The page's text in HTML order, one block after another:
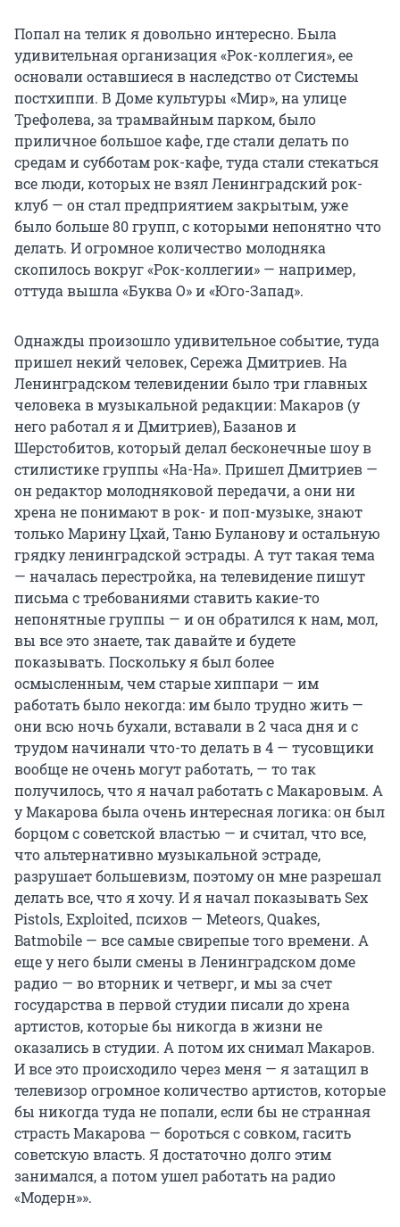
Попал на телик я довольно интересно. Была
удивительная организация «Рок-коллегия», ее
основали оставшиеся в наследство от Системы
постхиппи. В Доме культуры «Мир», на улице
Трефолева, за трамвайным парком, было
приличное большое кафе, где стали делать по
средам и субботам рок-кафе, туда стали стекаться
все люди, которых не взял Ленинградский рок-
клуб — он стал предприятием закрытым, уже
было больше 80 групп, с которыми непонятно что
делать. И огромное количество молодняка
скопилось вокруг «Рок-коллегии» — например,
оттуда вышла «Буква О» и «Юго-Запад».
Однажды произошло удивительное событие, туда
пришел некий человек, Сережа Дмитриев. На
Ленинградском телевидении было три главных
человека в музыкальной редакции: Макаров (у
него работал я и Дмитриев), Базанов и
Шерстобитов, который делал бесконечные шоу в
стилистике группы «На-На». Пришел Дмитриев —
он редактор молодняковой передачи, а они ни
хрена не понимают в рок- и поп-музыке, знают
только Марину Цхай, Таню Буланову и остальную
грядку ленинградской эстрады. А тут такая тема
— началась перестройка, на телевидение пишут
письма с требованиями ставить какие-то
непонятные группы — и он обратился к нам, мол,
вы все это знаете, так давайте и будете
показывать. Поскольку я был более
осмысленным, чем старые хиппари — им
работать было некогда: им было трудно жить —
они всю ночь бухали, вставали в 2 часа дня и с
трудом начинали что-то делать в 4 — тусовщики
вообще не очень могут работать, — то так
получилось, что я начал работать с Макаровым. А
у Макарова была очень интересная логика: он был
борцом с советской властью — и считал, что все,
что альтернативно музыкальной эстраде,
разрушает большевизм, поэтому он мне разрешал
делать все, что я хочу. И я начал показывать Sex
Pistols, Exploited, психов — Meteors, Quakes,
Batmobile — все самые свирепые того времени. А
еще у него были смены в Ленинградском доме
радио — во вторник и четверг, и мы за счет
государства в первой студии писали до хрена
артистов, которые бы никогда в жизни не
оказались в студии. А потом их снимал Макаров.
И все это происходило через меня — я затащил в
телевизор огромное количество артистов, которые
бы никогда туда не попали, если бы не странная
страсть Макарова — бороться с совком, гасить
советскую власть. Я достаточно долго этим
занимался, а потом ушел работать на радио
«Модерн»».